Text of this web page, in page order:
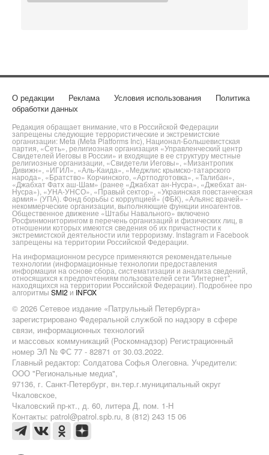
О редакции Реклама Условия использования
Политика
обработки данных
Редакция обращает внимание, что в Российской Федерации
запрещены следующие террористические и экстремистские
организации: Meta (Meta Platforms Inc), Национал-Большевистская
партия, «Сеть», религиозная организация «Управленческий центр
Свидетелей Иеговы в России» и входящие в ее структуру местные
религиозные организации, «Свидетели Иеговы», «Мизантропик
Дивижн», «ИГИЛ», «Аль-Каида», «Меджлис крымско-татарского
народа», «Братство» Корчинского, «Артподготовка», «Талибан»,
«Джабхат Фатх аш-Шам» (ранее «Джабхат ан-Нусра», «Джебхат ан-
Нусра»), «УНА-УНСО», «Правый сектор», «Украинская повстанческая
армия» (УПА). Фонд борьбы с коррупцией» (ФБК), «Альянс врачей» -
некоммерческие организации, выполняющие функции иноагентов.
Общественное движение «Штабы Навального» включено
Росфинмониторингом в перечень организаций и физических лиц, в
отношении которых имеются сведения об их причастности к
экстремистской деятельности или терроризму. Instagram и Facebook
запрещены на территории Российской Федерации.
На информационном ресурсе применяются рекомендательные
технологии (информационные технологии предоставления
информации на основе сбора, систематизации и анализа сведений,
относящихся к предпочтениям пользователей сети "Интернет",
находящихся на территории Российской Федерации). Подробнее про
алгоритмы SMI2 и INFOX
© 2026 Сетевое издание «Патрульный Петербурга»
зарегистрировано Федеральной службой по надзору в сфере
связи, информационных технологий
и массовых коммуникаций (Роскомнадзор) Регистрационный
номер ЭЛ № ФС 77 - 82871 от 30.03.2022.
Главный редактор: Солдатова Софья Олеговна. Учредители:
ООО "Региональные медиа",
97136, г. Санкт-Петербург, вн.тер.г.муниципальный округ
Чкаловское,
Чкаловский пр-кт., д. 60, литера Д, пом. 1-Н
Контакты: patrol@patrol.spb.ru, 8 (812) 243 15 06